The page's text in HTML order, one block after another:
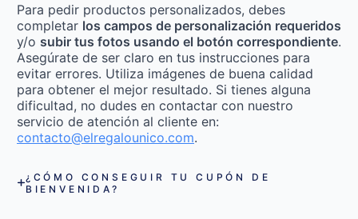
Para pedir productos personalizados, debes
completar los campos de personalización requeridos
y/o subir tus fotos usando el botón correspondiente.
Asegúrate de ser claro en tus instrucciones para
evitar errores. Utiliza imágenes de buena calidad
para obtener el mejor resultado. Si tienes alguna
dificultad, no dudes en contactar con nuestro
servicio de atención al cliente en:
contacto@elregalounico.com.
¿CÓMO CONSEGUIR TU CUPÓN DE
BIENVENIDA?